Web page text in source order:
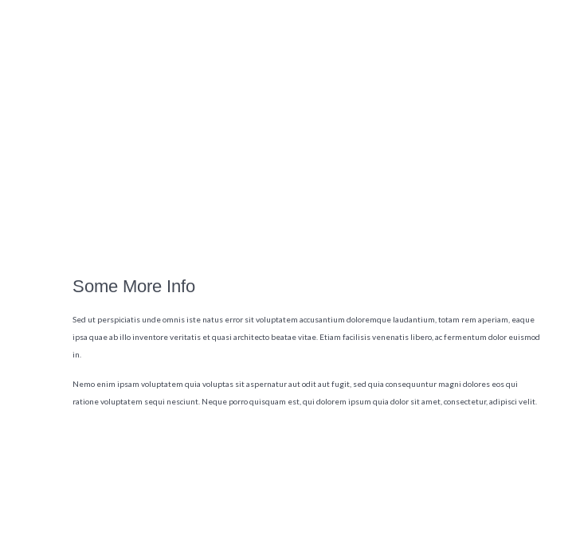
Some More Info
Sed ut perspiciatis unde omnis iste natus error sit voluptatem accusantium doloremque laudantium, totam rem aperiam, eaque
ipsa quae ab illo inventore veritatis et quasi architecto beatae vitae. Etiam facilisis venenatis libero, ac fermentum dolor euismod
in.
Nemo enim ipsam voluptatem quia voluptas sit aspernatur aut odit aut fugit, sed quia consequuntur magni dolores eos qui
ratione voluptatem sequi nesciunt. Neque porro quisquam est, qui dolorem ipsum quia dolor sit amet, consectetur, adipisci velit.